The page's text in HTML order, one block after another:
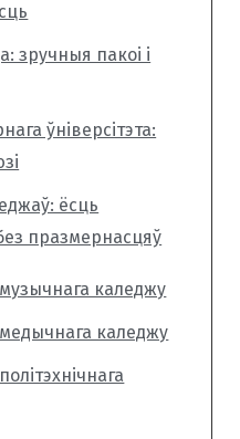
зручныя пакоі і
ўніверсітэта:
ёсць
празмернасцяў
музычнага каледжу
медычнага каледжу